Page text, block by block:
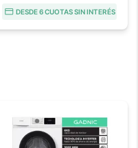
DESDE 6 CUOTAS SIN INTERÉS